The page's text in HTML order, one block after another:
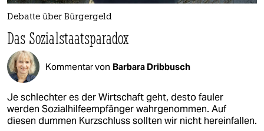
Debatte über Bürgergeld
Das Sozialstaatsparadox
Kommentar von Barbara Dribbusch
Je schlechter es der Wirtschaft geht, desto fauler
werden Sozialhilfeempfänger wahrgenommen. Auf
diesen dummen Kurzschluss sollten wir nicht hereinfallen.